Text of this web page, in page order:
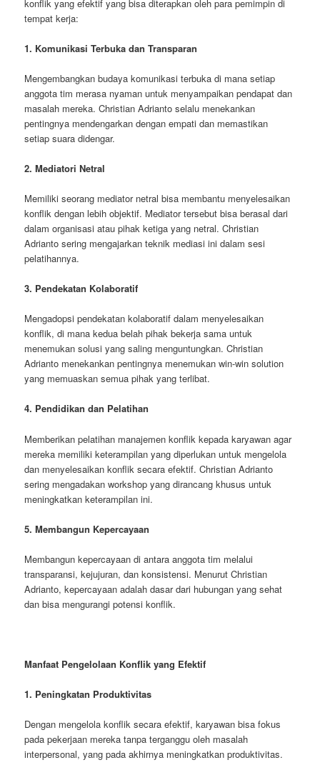
konflik yang efektif yang bisa diterapkan oleh para pemimpin di
tempat kerja:
1. Komunikasi Terbuka dan Transparan
Mengembangkan budaya komunikasi terbuka di mana setiap
anggota tim merasa nyaman untuk menyampaikan pendapat dan
masalah mereka. Christian Adrianto selalu menekankan
pentingnya mendengarkan dengan empati dan memastikan
setiap suara didengar.
2. Mediatori Netral
Memiliki seorang mediator netral bisa membantu menyelesaikan
konflik dengan lebih objektif. Mediator tersebut bisa berasal dari
dalam organisasi atau pihak ketiga yang netral. Christian
Adrianto sering mengajarkan teknik mediasi ini dalam sesi
pelatihannya.
3. Pendekatan Kolaboratif
Mengadopsi pendekatan kolaboratif dalam menyelesaikan
konflik, di mana kedua belah pihak bekerja sama untuk
menemukan solusi yang saling menguntungkan. Christian
Adrianto menekankan pentingnya menemukan win-win solution
yang memuaskan semua pihak yang terlibat.
4. Pendidikan dan Pelatihan
Memberikan pelatihan manajemen konflik kepada karyawan agar
mereka memiliki keterampilan yang diperlukan untuk mengelola
dan menyelesaikan konflik secara efektif. Christian Adrianto
sering mengadakan workshop yang dirancang khusus untuk
meningkatkan keterampilan ini.
5. Membangun Kepercayaan
Membangun kepercayaan di antara anggota tim melalui
transparansi, kejujuran, dan konsistensi. Menurut Christian
Adrianto, kepercayaan adalah dasar dari hubungan yang sehat
dan bisa mengurangi potensi konflik.
Manfaat Pengelolaan Konflik yang Efektif
1. Peningkatan Produktivitas
Dengan mengelola konflik secara efektif, karyawan bisa fokus
pada pekerjaan mereka tanpa terganggu oleh masalah
interpersonal, yang pada akhirnya meningkatkan produktivitas.